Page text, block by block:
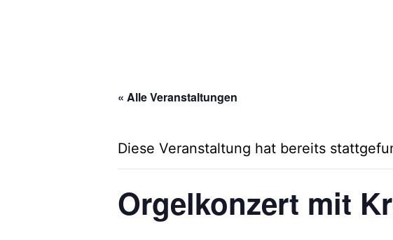
« Alle Veranstaltungen
Diese Veranstaltung hat bereits
Orgelkonzert mit